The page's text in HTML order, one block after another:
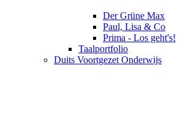
Der Grüne Max
Paul, Lisa & Co
Prima - Los geht's!
Taalportfolio
Duits Voortgezet Onderwijs